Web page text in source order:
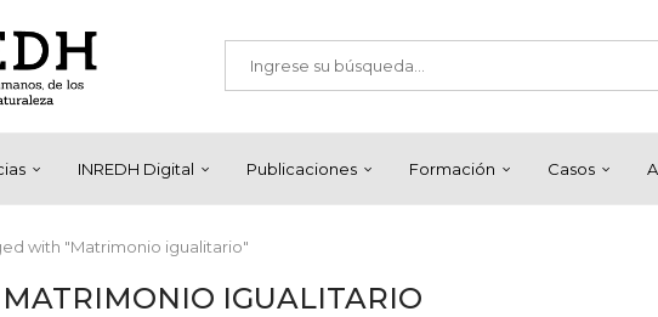
INREDH Digital Publicaciones Formación Casos
with "Matrimonio igualitario"
MATRIMONIO IGUALITARIO